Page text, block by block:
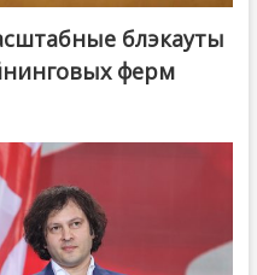
блэкауты
ферм